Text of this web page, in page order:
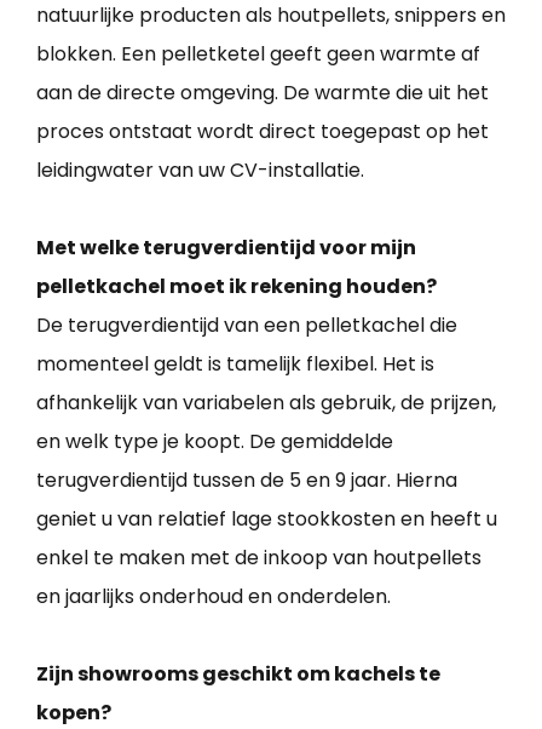
natuurlijke producten als houtpellets, snippers en
blokken. Een pelletketel geeft geen warmte af
aan de directe omgeving. De warmte die uit het
proces ontstaat wordt direct toegepast op het
leidingwater van uw CV-installatie.
Met welke terugverdientijd voor mijn
pelletkachel moet ik rekening houden?
De terugverdientijd van een pelletkachel die
momenteel geldt is tamelijk flexibel. Het is
afhankelijk van variabelen als gebruik, de prijzen,
en welk type je koopt. De gemiddelde
terugverdientijd tussen de 5 en 9 jaar. Hierna
geniet u van relatief lage stookkosten en heeft u
enkel te maken met de inkoop van houtpellets
en jaarlijks onderhoud en onderdelen.
Zijn showrooms geschikt om kachels te
kopen?